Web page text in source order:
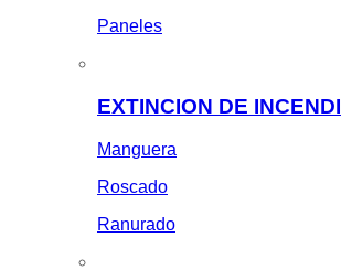
Paneles
EXTINCION DE
Manguera
Roscado
Ranurado